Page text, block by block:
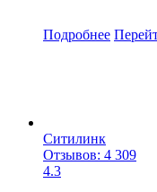
Подробнее
Ситилинк
Отзывов: 4 309
4.3